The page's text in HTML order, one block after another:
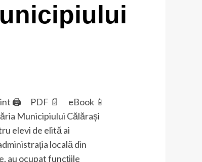
🖨 PDF 📄
eBook 📱
Municipiului Călărași
elevi de elită ai
locală din
au ocupat funcțiile